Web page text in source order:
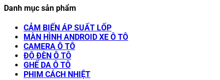
Danh mục sản phẩm
CẢM BIẾN ÁP SUẤT LỐP
MÀN HÌNH ANDROID XE Ô TÔ
CAMERA Ô TÔ
ĐỘ ĐÈN Ô TÔ
GHẾ DA Ô TÔ
PHIM CÁCH NHIỆT